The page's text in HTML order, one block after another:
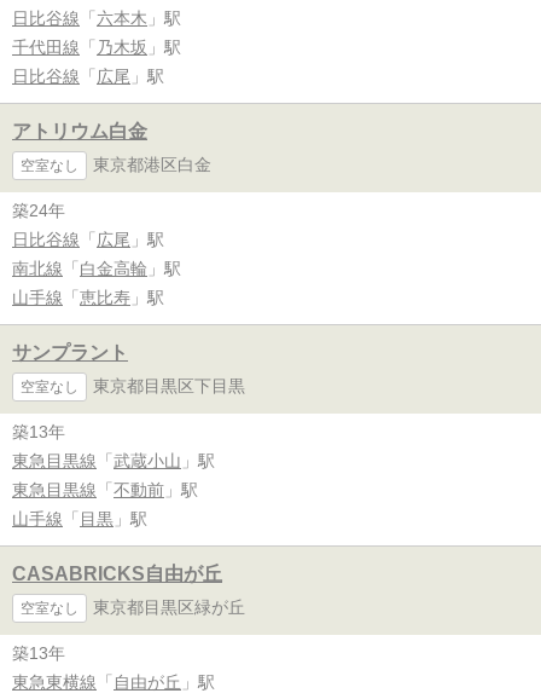
日比谷線 「 六本木 」駅
千代田線 「 乃木坂 」駅
日比谷線 「 広尾 」駅
アトリウム白金
空室なし 東京都港区白金
築24年
日比谷線 「 広尾 」駅
南北線 「 白金高輪 」駅
山手線 「 恵比寿 」駅
サンプラント
空室なし 東京都目黒区下目黒
築13年
東急目黒線 「 武蔵小山 」駅
東急目黒線 「 不動前 」駅
山手線 「 目黒 」駅
CASABRICKS自由が丘
空室なし 東京都目黒区緑が丘
築13年
東急東横線 「 自由が丘 」駅